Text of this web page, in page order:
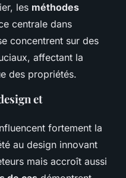
les méthodes
centrale dans
concentrent sur des
affectant la
des propriétés.
et
fortement la
au design innovant
mais accroît aussi